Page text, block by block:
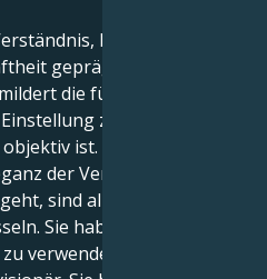
Bewusstheit und
geprägt, wenn Venus
die für
zur Liebe, die im
ist. Geistige Tiefe,
der Verbindungen, die
sind alles Dinge, die
Sie haben einen
verwenden ist,